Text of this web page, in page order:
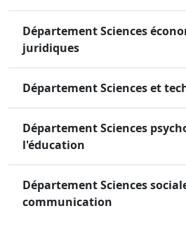
Département Sciences
juridiques
Département Sciences et
Département Sciences
l'éducation
Département Sciences
communication